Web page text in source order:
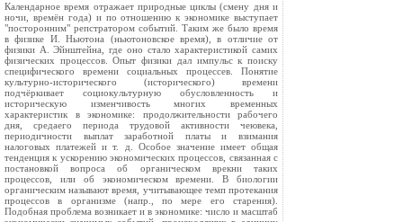
Календарное время отражает природные циклы (смену дня и
ночи, времён года) и по отношению к экономике выступает
"посторонним" репстратором событий. Таким же было время
в физике И. Ньютона (ньютоновское время), в отличие от
физики А. Эйнштейна, где оно стало характеристикой самих
физических процессов. Опыт физики дал импульс к поиску
специфического времени социальных процессев. Понятие
культурно-исторического (исторического) времени
подчёркивает социокультурную обусловленность и
историческую изменчивость многих временных
характеристик в экономике: продолжительности рабочего
дня, средаего периода трудовой активности чеювека,
периодичности выплат заработной платы и взимания
налоговых платежей и т. д. Особое значение имеет общая
тенденция к ускорению экономических процессов, связанная с
постановкой вопроса об органическом врекни таких
процессов, или об экономическом времени. В биологии
органическим называют время, учитывающее темп протекания
процессов в организме (напр., по мере его старения).
Подобная проблема возникает и в экономике: число и масштаб